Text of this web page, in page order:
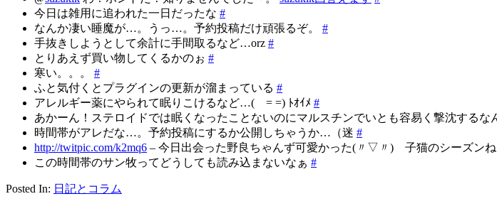
今日は雑用に追われた一日だったな #
なんか凄い睡魔が…。うっ…。予約投稿だけ頑張るぞ。 #
手抜きしようとして余計に手間取るなど…orz #
とりあえず買い物してくるかのぉ #
寒い。。。 #
ふと気付くとプラグインの更新が溜まっている #
アレルギー薬にやられて眠りこけるなど…( = =) ﾄｵｲﾒ #
あかーん！ステロイドでは眠くなったことないのにマルスチンでいとも容易く撃沈するな
時間帯がアレだな…。予約投稿にするか公開しちゃうか…（迷 #
http://twitpic.com/k2mq6 – 今日出会った野良ちゃんず可愛かった(〃▽〃) 子猫のシーズンね
この時間帯のサン牧ってどうしても読み込まないなぁ #
Posted In: 日記とコラム